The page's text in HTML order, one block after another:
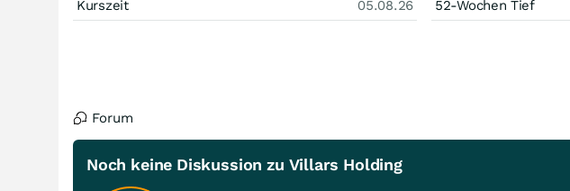
Kurszeit
05.08.26
52-Wochen Tief
Forum
Noch keine Diskussion zu Villars Holding